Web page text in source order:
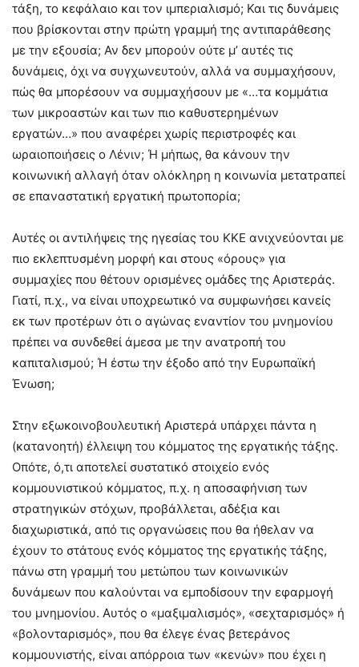
τάξη, το κεφάλαιο και τον ιμπεριαλισμό; Και τις δυνάμεις
που βρίσκονται στην πρώτη γραμμή της αντιπαράθεσης
με την εξουσία; Αν δεν μπορούν ούτε μ’ αυτές τις
δυνάμεις, όχι να συγχωνευτούν, αλλά να συμμαχήσουν,
πώς θα μπορέσουν να συμμαχήσουν με «…τα κομμάτια
των μικροαστών και των πιο καθυστερημένων
εργατών…» που αναφέρει χωρίς περιστροφές και
ωραιοποιήσεις ο Λένιν; Ή μήπως, θα κάνουν την
κοινωνική αλλαγή όταν ολόκληρη η κοινωνία μετατραπεί
σε επαναστατική εργατική πρωτοπορία;
Αυτές οι αντιλήψεις της ηγεσίας του ΚΚΕ ανιχνεύονται με
πιο εκλεπτυσμένη μορφή και στους «όρους» για
συμμαχίες που θέτουν ορισμένες ομάδες της Αριστεράς.
Γιατί, π.χ., να είναι υποχρεωτικό να συμφωνήσει κανείς
εκ των προτέρων ότι ο αγώνας εναντίον του μνημονίου
πρέπει να συνδεθεί άμεσα με την ανατροπή του
καπιταλισμού; Ή έστω την έξοδο από την Ευρωπαϊκή
Ένωση;
Στην εξωκοινοβουλευτική Αριστερά υπάρχει πάντα η
(κατανοητή) έλλειψη του κόμματος της εργατικής τάξης.
Οπότε, ό,τι αποτελεί συστατικό στοιχείο ενός
κομμουνιστικού κόμματος, π.χ. η αποσαφήνιση των
στρατηγικών στόχων, προβάλλεται, αδέξια και
διαχωριστικά, από τις οργανώσεις που θα ήθελαν να
έχουν το στάτους ενός κόμματος της εργατικής τάξης,
πάνω στη γραμμή του μετώπου των κοινωνικών
δυνάμεων που καλούνται να εμποδίσουν την εφαρμογή
του μνημονίου. Αυτός ο «μαξιμαλισμός», «σεχταρισμός» ή
«βολονταρισμός», που θα έλεγε ένας βετεράνος
κομμουνιστής, είναι απόρροια των «κενών» που έχει η